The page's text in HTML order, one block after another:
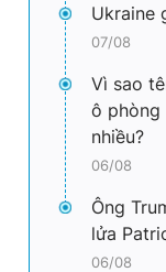
Ukraine
07/08
Vì sao
ô phòng
nhiều?
06/08
Ông
lửa
06/08